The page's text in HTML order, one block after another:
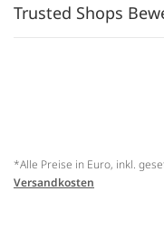
Trusted Shops
*Alle Preise in Euro, inkl.
Versandkosten